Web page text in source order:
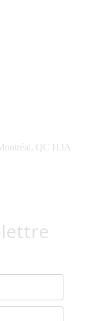
QC H3A